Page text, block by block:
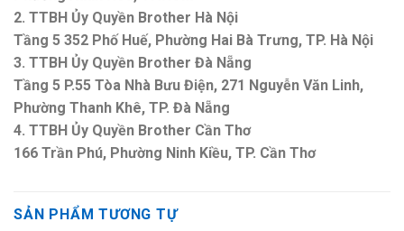
2. TTBH Ủy Quyền Brother Hà Nội
Tầng 5 352 Phố Huế, Phường Hai Bà Trưng, TP. Hà Nội
3. TTBH Ủy Quyền Brother Đà Nẵng
Tầng 5 P.55 Tòa Nhà Bưu Điện, 271 Nguyễn Văn Linh,
Phường Thanh Khê, TP. Đà Nẵng
4. TTBH Ủy Quyền Brother Cần Thơ
166 Trần Phú, Phường Ninh Kiều, TP. Cần Thơ
SẢN PHẨM TƯƠNG TỰ